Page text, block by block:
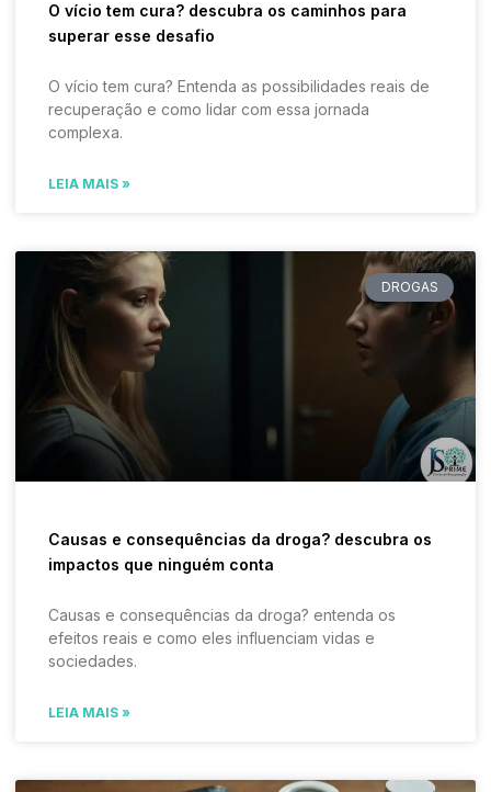
O vício tem cura? descubra os caminhos para
superar esse desafio
O vício tem cura? Entenda as possibilidades reais de
recuperação e como lidar com essa jornada
complexa.
LEIA MAIS »
DROGAS
Causas e consequências da droga? descubra os
impactos que ninguém conta
Causas e consequências da droga? entenda os
efeitos reais e como eles influenciam vidas e
sociedades.
LEIA MAIS »